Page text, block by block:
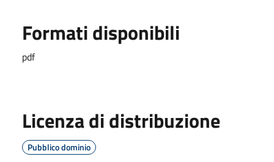
Formati disponibili
pdf
Licenza di distribuzione
Pubblico dominio